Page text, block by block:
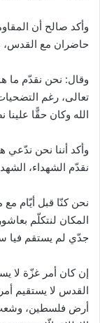
وأكد صالح أن
حاضران مع القدس،
وقال: نحن نقدّم ما
تعالى، رغم
الله وكان حقًّا علينا
وأكد أننا نحن ندّعي
نقدّم الشهداء،
نحن كنّا قبل أيّام
المكان لنتكلّم
جدّي لم يستقم فيا
إن كان أمر غزّة لا
القدس لا يستقيم
أرض فلسطين، وشعب